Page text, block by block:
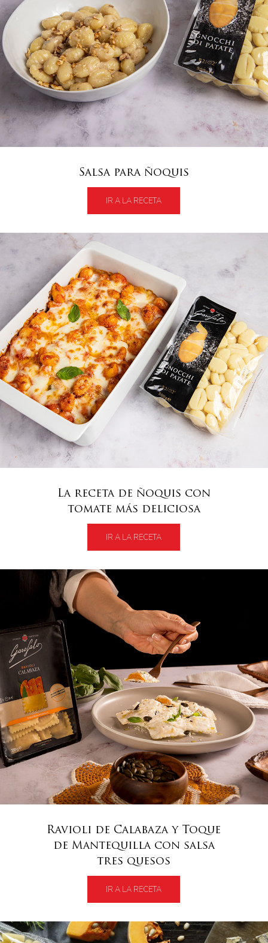
Salsa para ñoquis
IR A LA RECETA
La receta de ñoquis con
tomate más deliciosa
IR A LA RECETA
Ravioli de Calabaza y Toque
de Mantequilla con salsa
tres quesos
IR A LA RECETA